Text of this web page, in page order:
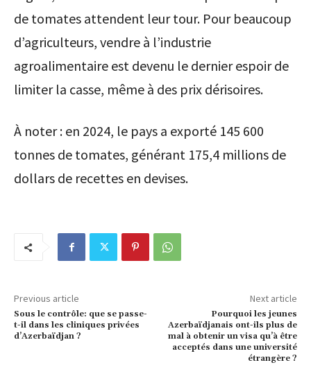
de tomates attendent leur tour. Pour beaucoup
d’agriculteurs, vendre à l’industrie
agroalimentaire est devenu le dernier espoir de
limiter la casse, même à des prix dérisoires.
À noter : en 2024, le pays a exporté 145 600
tonnes de tomates, générant 175,4 millions de
dollars de recettes en devises.
Previous article
Sous le contrôle: que se passe-
t-il dans les cliniques privées
d’Azerbaïdjan ?
Next article
Pourquoi les jeunes
Azerbaïdjanais ont-ils plus de
mal à obtenir un visa qu’à être
acceptés dans une université
étrangère ?